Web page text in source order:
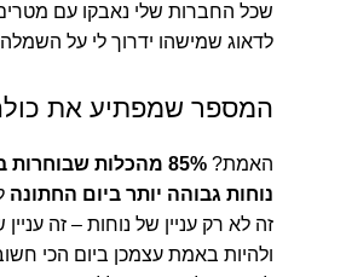
שכל החברות שלי נאבקו עם
לדאוג שמישהו ידרוך לי על
המספר שמפתיע את
האמת?
85% מהכלות
נוחות גבוהה יותר ביום החתונה
זה לא רק עניין של נוחות – זה
ולהיות באמת עצמכן ביום הכי